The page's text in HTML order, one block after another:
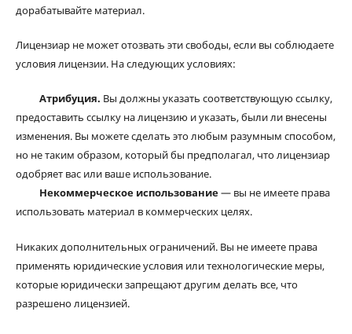
дорабатывайте материал.
Лицензиар не может отозвать эти свободы, если вы соблюдаете
условия лицензии. На следующих условиях:
Атрибуция. Вы должны указать соответствующую ссылку,
предоставить ссылку на лицензию и указать, были ли внесены
изменения. Вы можете сделать это любым разумным способом,
но не таким образом, который бы предполагал, что лицензиар
одобряет вас или ваше использование.
Некоммерческое использование— вы не имеете права
использовать материал в коммерческих целях.
Никаких дополнительных ограничений. Вы не имеете права
применять юридические условия или технологические меры,
которые юридически запрещают другим делать все, что
разрешено лицензией.